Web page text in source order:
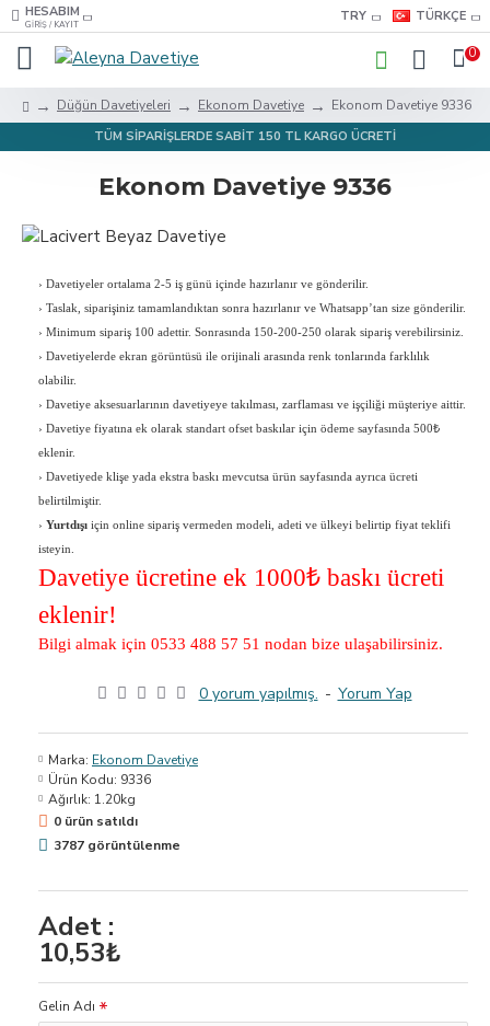
HESABIM
GIRIŞ / KAYIT
TRY TÜRKÇE
0
Düğün Davetiyeleri Ekonom Davetiye Ekonom Davetiye 9336
TÜM SİPARİŞLERDE SABİT 150 TL KARGO ÜCRETİ
Ekonom Davetiye 9336
› Davetiyeler ortalama 2-5 iş günü içinde hazırlanır ve gönderilir.
› Taslak, siparişiniz tamamlandıktan sonra hazırlanır ve Whatsapp’tan size gönderilir.
› Minimum sipariş 100 adettir. Sonrasında 150-200-250 olarak sipariş verebilirsiniz.
› Davetiyelerde ekran görüntüsü ile orijinali arasında renk tonlarında farklılık
olabilir.
› Davetiye aksesuarlarının davetiyeye takılması, zarflaması ve işçiliği müşteriye aittir.
› Davetiye fiyatına ek olarak standart ofset baskılar için ödeme sayfasında 500₺
eklenir.
› Davetiyede klişe yada ekstra baskı mevcutsa ürün sayfasında ayrıca ücreti
belirtilmiştir.
› Yurtdışı için online sipariş vermeden modeli, adeti ve ülkeyi belirtip fiyat teklifi
isteyin.
Davetiye ücretine ek 1000₺ baskı ücreti
eklenir!
Bilgi almak için 0533 488 57 51 nodan bize ulaşabilirsiniz.
0 yorum yapılmış. - Yorum Yap
Adet :
10,53₺
Marka: Ekonom Davetiye
Ürün Kodu: 9336
Ağırlık: 1.20kg
0 ürün satıldı
3787 görüntülenme
Gelin Adı